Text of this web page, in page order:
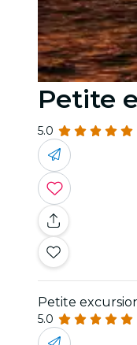
Petite
5.0
Petite
5.0